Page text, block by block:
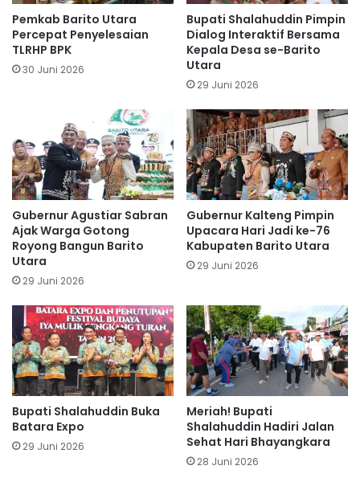
Pemkab Barito Utara
Percepat Penyelesaian
TLRHP BPK
30 Juni 2026
Bupati Shalahuddin Pimpin
Dialog Interaktif Bersama
Kepala Desa se-Barito
Utara
29 Juni 2026
Gubernur Agustiar Sabran
Ajak Warga Gotong
Royong Bangun Barito
Utara
29 Juni 2026
Gubernur Kalteng Pimpin
Upacara Hari Jadi ke-76
Kabupaten Barito Utara
29 Juni 2026
Bupati Shalahuddin Buka
Batara Expo
29 Juni 2026
Meriah! Bupati
Shalahuddin Hadiri Jalan
Sehat Hari Bhayangkara
28 Juni 2026